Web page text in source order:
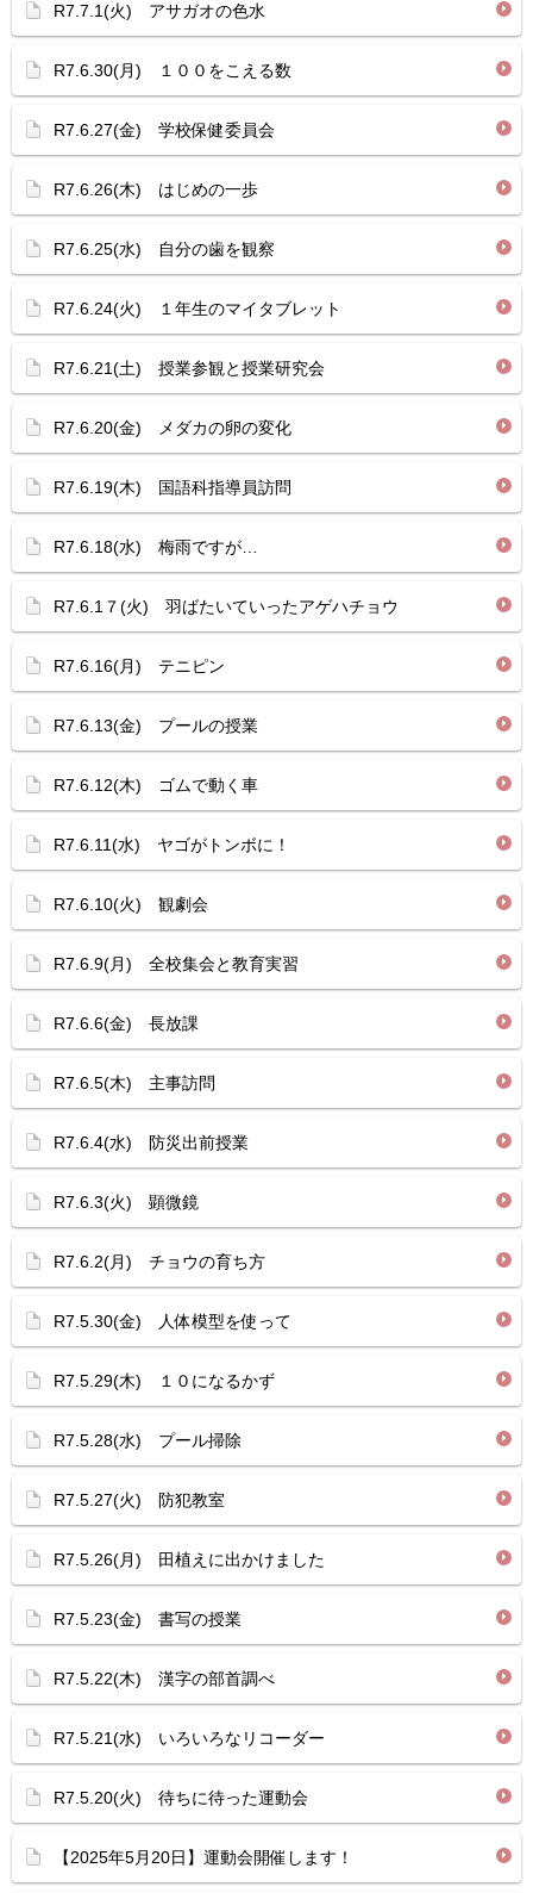
R7.7.1(火) アサガオの色水
R7.6.30(月) １００をこえる数
R7.6.27(金) 学校保健委員会
R7.6.26(木) はじめの一歩
R7.6.25(水) 自分の歯を観察
R7.6.24(火) １年生のマイタブレット
R7.6.21(土) 授業参観と授業研究会
R7.6.20(金) メダカの卵の変化
R7.6.19(木) 国語科指導員訪問
R7.6.18(水) 梅雨ですが…
R7.6.1７(火) 羽ばたいていったアゲハチョウ
R7.6.16(月) テニピン
R7.6.13(金) プールの授業
R7.6.12(木) ゴムで動く車
R7.6.11(水) ヤゴがトンボに！
R7.6.10(火) 観劇会
R7.6.9(月) 全校集会と教育実習
R7.6.6(金) 長放課
R7.6.5(木) 主事訪問
R7.6.4(水) 防災出前授業
R7.6.3(火) 顕微鏡
R7.6.2(月) チョウの育ち方
R7.5.30(金) 人体模型を使って
R7.5.29(木) １０になるかず
R7.5.28(水) プール掃除
R7.5.27(火) 防犯教室
R7.5.26(月) 田植えに出かけました
R7.5.23(金) 書写の授業
R7.5.22(木) 漢字の部首調べ
R7.5.21(水) いろいろなリコーダー
R7.5.20(火) 待ちに待った運動会
【2025年5月20日】運動会開催します！